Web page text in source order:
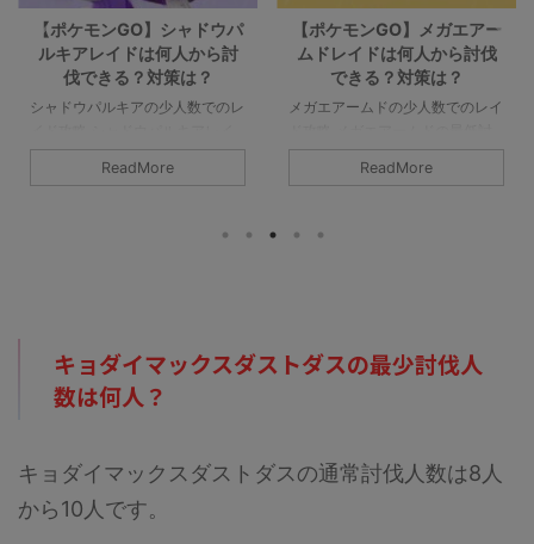
【ポケモンGO】メガエアー
ムドレイドは何人から討伐
できる？対策は？
メガエアームドの少人数でのレイ
伐人数は8人以上です。シールド
を破るのが8人であって、参加者
ールドが8枚）です。記事作成段
階では予想のため、過去のバトル
シンカポケモン」は必須です。メ
ガエアームドはシールドが8枚 ...
ReadMore
【ポケモンGO】メガミュウ
ツーYレイドは何人から討伐
できる？対策は？
メガミュウツーYの少人数でのレ
様に最低討伐人数は12人以上で
す。あくまで最低限挑めるのが12
12枚）です。記事作成段階では予
ポケモン」は必須です。メガミュ
ウツーYはシールドが ...
ReadMore
キョダイマックスダストダスの最少討伐人
数は何人？
キョダイマックスダストダスの通常討伐人数は8人
から10人です。